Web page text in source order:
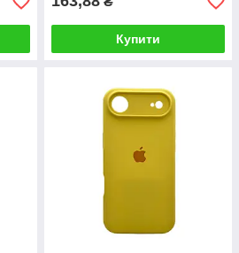
Купити